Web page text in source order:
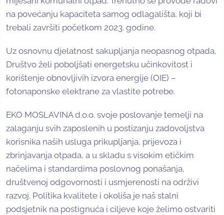
na povećanju kapaciteta samog odlagališta, koji bi
trebali završiti početkom 2023. godine.
Uz osnovnu djelatnost sakupljanja neopasnog otpada,
Društvo želi poboljšati energetsku učinkovitost i
korištenje obnovljivih izvora energije (OIE) –
fotonaponske elektrane za vlastite potrebe.
EKO MOSLAVINA d.o.o. svoje poslovanje temelji na
zalaganju svih zaposlenih u postizanju zadovoljstva
korisnika naših usluga prikupljanja, prijevoza i
zbrinjavanja otpada, a u skladu s visokim etičkim
načelima i standardima poslovnog ponašanja,
društvenoj odgovornosti i usmjerenosti na održivi
razvoj. Politika kvalitete i okoliša je naš stalni
podsjetnik na postignuća i ciljeve koje želimo ostvariti